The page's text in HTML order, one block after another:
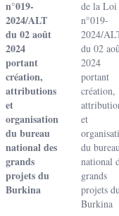
n°019-
2024/ALT
du 02 août
2024
portant
création,
attributions
et
organisation
du bureau
national des
grands
projets du
Burkina
de la Loi
n°019-
2024/
du 02
2024
portant
création,
et
du
national
grands
projets
Burkina